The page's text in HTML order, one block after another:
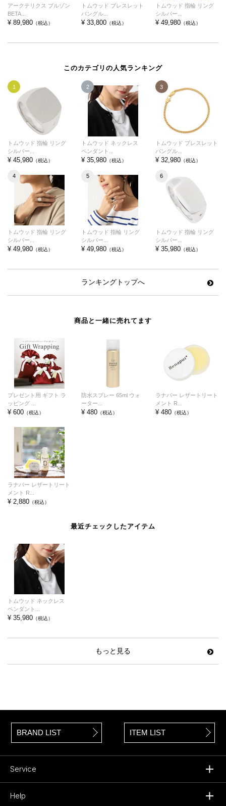
アークテリクス ブルゾン
BETA...
¥ 89,980 （税込）
トムウッド ブレスレット
バングル...
¥ 33,800 （税込）
トムウッド 指輪 リング
シルバー...
¥ 49,980（税込）
このカテゴリの人気ランキング
1
トムウッド 指輪 リング
シルバー...
¥ 45,980 （税込）
2
トムウッド ネックレス
ペンダント...
¥ 35,980 （税込）
3
トムウッド ブレスレット
バングル...
¥ 32,980（税込）
4
トムウッド 指輪 リング
シルバー...
¥ 49,980 （税込）
5
トムウッド 指輪 リング
シルバー...
¥ 49,980 （税込）
6
トムウッド 指輪 リング
シルバー...
¥ 35,980（税込）
ランキングトップへ
商品と一緒に売れてます
プレゼント用 ギフト ラ
ッピング ...
¥ 600 （税込）
防水スプレー 65ml ウォ
ーター...
¥ 480 （税込）
ラナパー レザートリート
メント R...
¥ 480（税込）
ラナパー レザートリート
メント R...
¥ 2,880 （税込）
最近チェックしたアイテム
トムウッド ネックレス
ペンダント...
¥ 35,980 （税込）
もっと見る
BRAND LIST ITEM LIST
Service
Help